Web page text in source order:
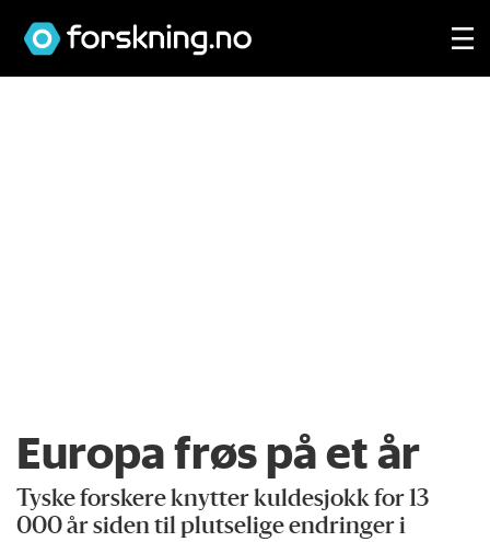
Europa frøs på et år
Tyske forskere knytter kuldesjokk for 13
000 år siden til plutselige endringer i